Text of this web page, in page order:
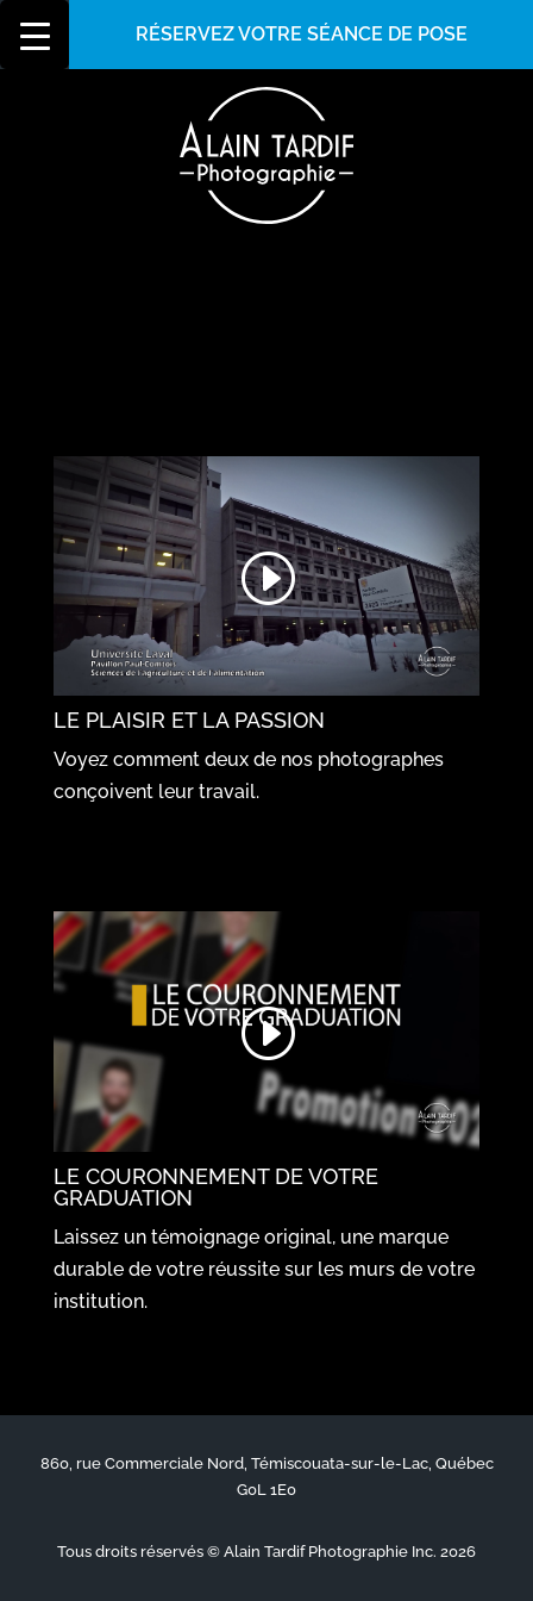
RÉSERVEZ VOTRE SÉANCE DE POSE
LE PLAISIR ET LA PASSION
Voyez comment deux de nos photographes
conçoivent leur travail.
LE COURONNEMENT DE VOTRE
GRADUATION
Laissez un témoignage original, une marque
durable de votre réussite sur les murs de votre
institution.
860, rue Commerciale Nord, Témiscouata-sur-le-Lac, Québec
G0L 1E0
Tous droits réservés © Alain Tardif Photographie Inc. 2026